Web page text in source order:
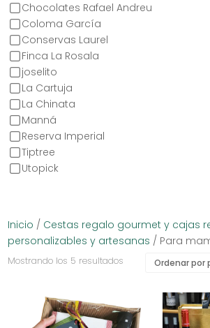
Chocolates Rafael Andreu
Coloma García
Conservas Laurel
Finca La Rosala
joselito
La Cartuja
La Chinata
Manná
Reserva Imperial
Tiptree
Utopick
Inicio / Cestas regalo gourmet y cajas
personalizables y artesanas / Para
Mostrando los 5 resultados Ordenado
popularidad